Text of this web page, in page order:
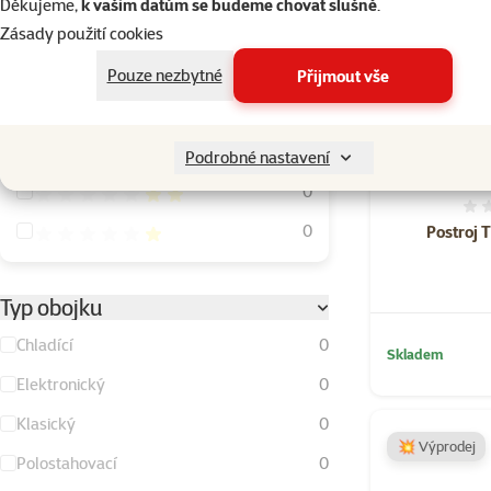
Děkujeme, k vašim datům se budeme chovat slušně.
Zásady použití cookies
Pouze nezbytné
Přijmout vše
Podrobné nastavení
Hodnocení
Hodnocení 100%
8
Hodnocení 80%
2
Hodnocení 60%
1
Hodnocení 40%
0
Hodnocení 20%
0
Typ obojku
Chladící
0
Elektronický
0
Klasický
0
Polostahovací
0
Postroj
Skladem
💥 Výprodej